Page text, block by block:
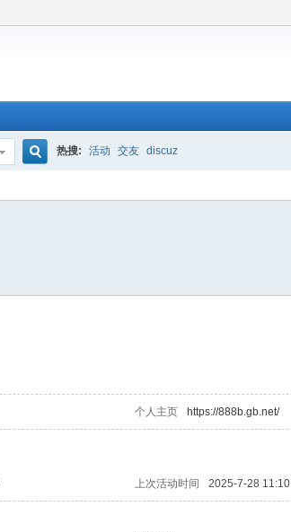
热搜: 活动 交友 discuz
个人主页 https://888b.gb.net/
上次活动时间 2025-7-28 11:10